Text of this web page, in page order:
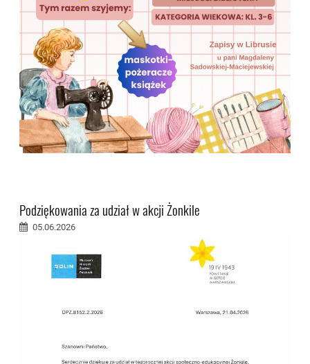
Podziękowania za udział w akcji Żonkile
05.06.2026